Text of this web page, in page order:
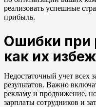
реализовать успешные
прибыль.
Ошибки при
как их
Недостаточный учет всех
результатов. Важно
рекламу и продвижение,
зарплаты сотрудников и